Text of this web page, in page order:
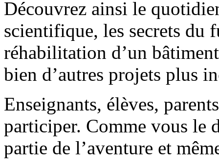
Découvrez ainsi le
scientifique, les secrets du
réhabilitation d’un
bien d’autres projets plus
Enseignants, élèves,
participer. Comme vous le
partie de l’aventure et